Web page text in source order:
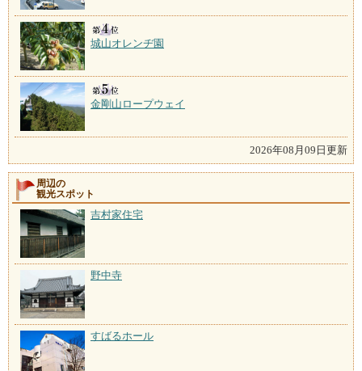
城山オレンヂ園
金剛山ロープウェイ
2026年08月09日更新
周辺の
観光スポット
吉村家住宅
野中寺
すばるホール